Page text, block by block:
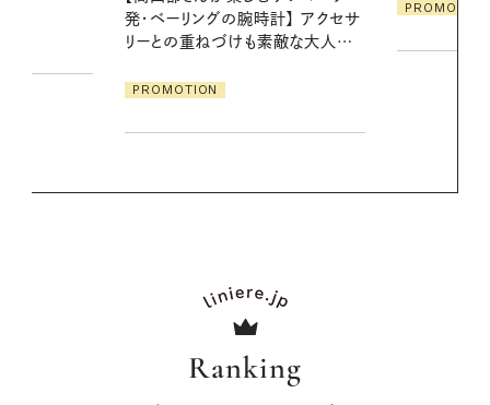
PROMOTION
Ranking